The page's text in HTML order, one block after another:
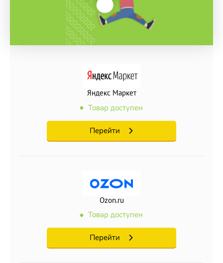
Яндекс Маркет
Товар доступен
Перейти
Ozon.ru
Товар доступен
Перейти